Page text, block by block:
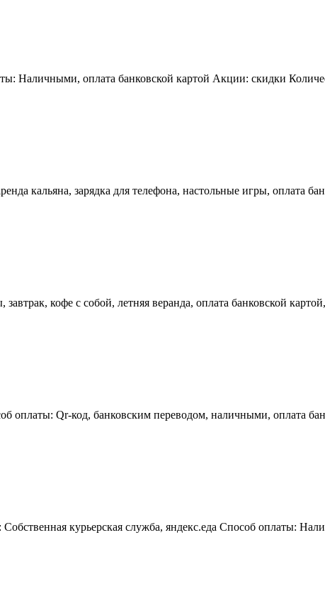
Наличными, оплата банковской картой Акции: скидки
кальяна, зарядка для телефона, настольные игры, оплата
кофе с собой, летняя веранда, оплата банковской
Qr-код, банковским переводом, наличными, оплата
курьерская служба, яндекс.еда Способ оплаты: